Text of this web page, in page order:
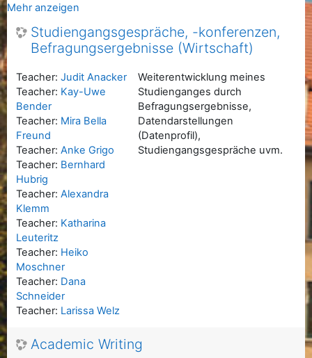
Mehr anzeigen
Studiengangsgespräche, -konferenzen,
Befragungsergebnisse (Wirtschaft)
Weiterentwicklung meines
Studienganges durch
Befragungsergebnisse,
Datendarstellungen
(Datenprofil),
Studiengangsgespräche uvm.
Teacher: Judit Anacker
Teacher: Kay-Uwe
Bender
Teacher: Mira Bella
Freund
Teacher: Anke Grigo
Teacher: Bernhard
Hubrig
Teacher: Alexandra
Klemm
Teacher: Katharina
Leuteritz
Teacher: Heiko
Moschner
Teacher: Dana
Schneider
Teacher: Larissa Welz
Academic Writing